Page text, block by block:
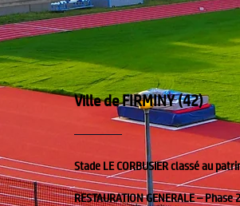
Ville de FIRMINY (42)
Stade LE CORBUSIER classé au
RESTAURATION GENERALE –